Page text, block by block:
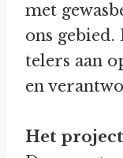
met
ons
telers aan
en
Het